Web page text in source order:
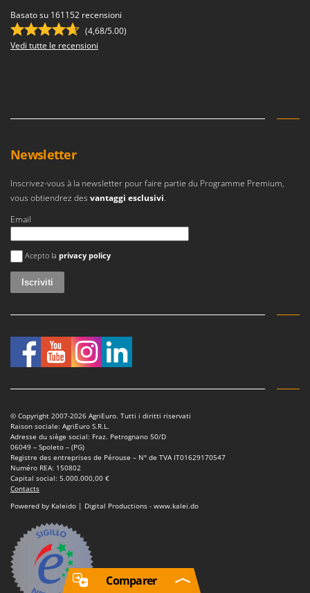
Basato su 161152 recensioni
(4,68/5.00)
Vedi tutte le recensioni
Newsletter
Inscrivez-vous à la newsletter pour faire partie du Programme Premium,
vous obtiendrez des vantaggi esclusivi.
Email
Si è verificato un errore
Acepto la privacy policy
© Copyright 2007-2026 AgriEuro. Tutti i diritti riservati
Raison sociale: AgriEuro S.R.L.
Adresse du siège social: Fraz. Petrognano 50/D
06049 – Spoleto – (PG)
Registre des entreprises de Pérouse – N° de TVA IT01629170547
Numéro REA: 150802
Capital social: 5.000.000,00 €
Contacts
Powered by Kaleido | Digital Productions - www.kalei.do
Comparer